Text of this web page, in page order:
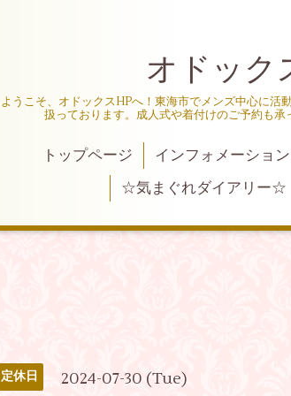
オドッ
ようこそ、オドックスHPへ！東海市でメンズ中心に活
扱っております。成人式や着付けのご予約も承
トップページ インフォメーション
☆気まぐれダイアリー☆
定休日 2024-07-30 (Tue)